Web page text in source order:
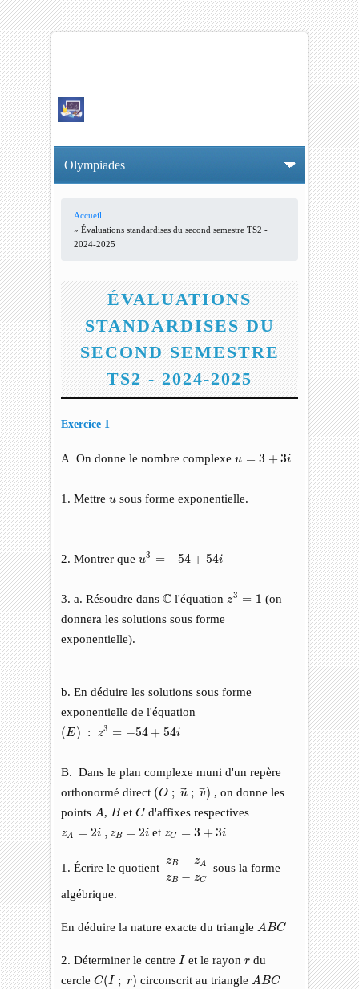
VOUS ÊTES ICI
Accueil
» Évaluations standardises du second semestre TS2 -
2024-2025
ÉVALUATIONS
STANDARDISES DU
SECOND SEMESTRE
TS2 - 2024-2025
Exercice 1
A On donne le nombre complexeu = 3 +3i
+3
1. Mettreu
u sous forme exponentielle.
2. Montrer queu3 = −54 + 54i
3 54+ 54
3. a. Résoudre dansC
C l'équation z3 = 1
3
(on
donnera les solutions sous forme
exponentielle).
b. En déduire les solutions sous forme
exponentielle de l'équation
(E) : z3 = −54 + 54i
( E) =− 54i
B. Dans le plan complexe muni d'un repère
orthonormé direct (O ; u ; v)
(O u→ ; v , on donne les
points A
A, B
B etC
C d'affixes respectives
zA = 2i , zB = 2i
i, z et zC = 3 +3i
+ i
1. Écrire le quotient
zB − zA
zB − zC
zB Az
sous la forme
algébrique.
En déduire la nature exacte du triangle ABC
A BC
2. Déterminer le centre II et le rayonr
r du
cercleC(I ; r)
C(I ; circonscrit au triangle ABC
A BC